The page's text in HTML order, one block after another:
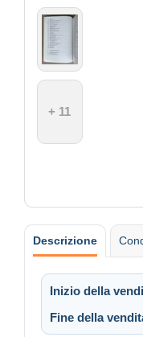
+ 11
Descrizione
Inizio della
Fine della